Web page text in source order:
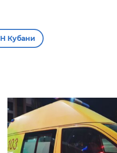
Кубани